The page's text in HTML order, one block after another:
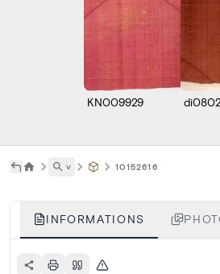
KN009929
˅ 10152616
INFORMATIONS